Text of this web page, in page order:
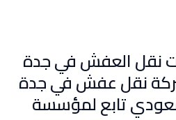
نقل العفش في جدة
نقل عفش في جدة
تابع لمؤسسة